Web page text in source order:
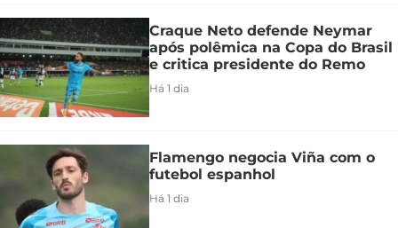
Craque Neto defende Neymar
após polêmica na Copa do Brasil
e critica presidente do Remo
Há 1 dia
Flamengo negocia Viña com o
futebol espanhol
Há 1 dia